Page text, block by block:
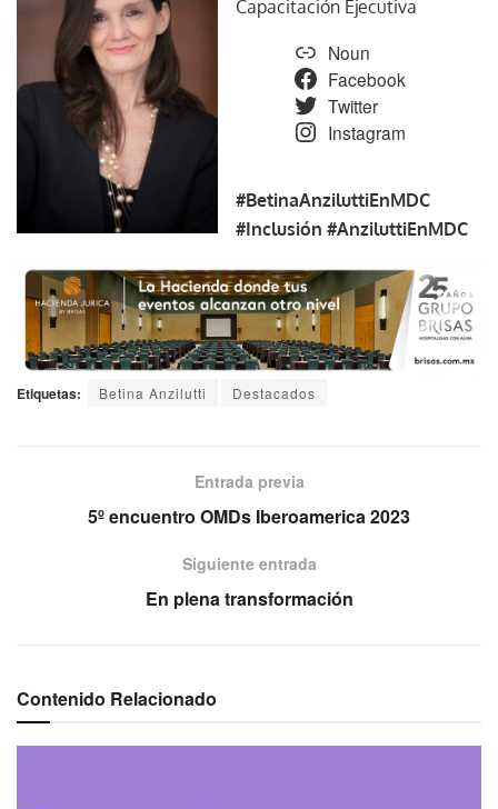
Capacitación Ejecutiva
Noun
Facebook
Twitter
Instagram
#BetinaAnziluttiEnMDC
#Inclusión #AnziluttiEnMDC
Etiquetas: Betina Anzilutti Destacados
Entrada previa
5º encuentro OMDs Iberoamerica 2023
Siguiente entrada
En plena transformación
Contenido Relacionado